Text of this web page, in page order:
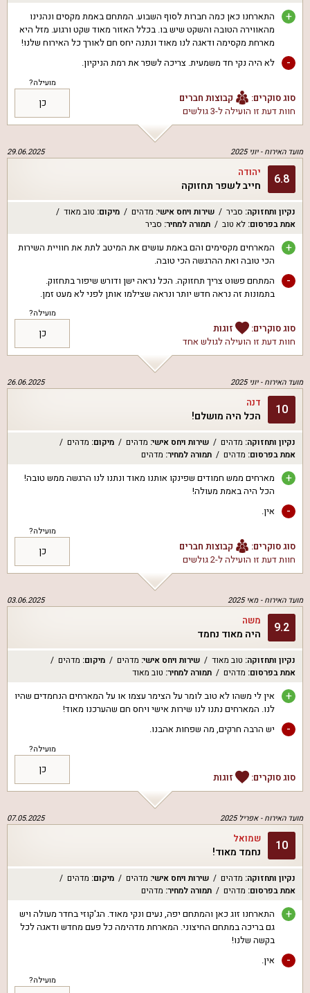
+
התארחנו כאן כמה חברות לסוף השבוע. המתחם באמת מקסים ונהנינו
מהאווירה הטובה והשקט שיש בו. בכלל האזור מאוד שקט ורגוע. מזל היא
מארחת מקסימה ודאגה לנו מאוד ונתנה יחס חם לאורך כל האירוח שלנו!
- לא היה נקי חד משמעית. צריכה לשפר את רמת הניקיון.
סוג סוקרים:
קבוצות חברים
חוות דעת זו הועילה ל-3 גולשים
מועילה?
כן
מועד האירוח -יוני 2025 29.06.2025
6.8 יהודה
חייב לשפר תחזוקה
נקיון ותחזוקה: סביר שירות ויחס אישי: מדהים מיקום: טוב מאוד
אמת בפרסום: לא טוב תמורה למחיר: סביר
+
המארחים מקסימים והם באמת עושים את המיטב לתת את חוויית השירות
הכי טובה ואת ההרגשה הכי טובה.
-
המתחם פשוט צריך תחזוקה. הכל נראה ישן ודורש שיפור בתחזוק.
בתמונות זה נראה חדש יותר ונראה שצילמו אותן לפני לא מעט זמן.
סוג סוקרים:
זוגות
חוות דעת זו הועילה לגולש אחד
מועילה?
כן
מועד האירוח -יוני 2025 26.06.2025
10 דנה
הכל היה מושלם!
נקיון ותחזוקה: מדהים שירות ויחס אישי: מדהים מיקום: מדהים
אמת בפרסום: מדהים תמורה למחיר: מדהים
+
מארחים ממש חמודים שפינקו אותנו מאוד ונתנו לנו הרגשה ממש טובה!
הכל היה באמת מעולה!
- אין.
סוג סוקרים:
קבוצות חברים
חוות דעת זו הועילה ל-2 גולשים
מועילה?
כן
מועד האירוח -מאי 2025 03.06.2025
9.2 משה
היה מאוד נחמד
נקיון ותחזוקה: טוב מאוד שירות ויחס אישי: מדהים מיקום: מדהים
אמת בפרסום: מדהים תמורה למחיר: טוב מאוד
+
אין לי משהו לא טוב לומר על הצימר עצמו או על המארחים הנחמדים שהיו
לנו. המארחים נתנו לנו שירות אישי ויחס חם שהערכנו מאוד!
- יש הרבה חרקים, מה שפחות אהבנו.
סוג סוקרים: זוגות
מועילה?
כן
מועד האירוח -אפריל 2025 07.05.2025
10 שמואל
נחמד מאוד!
נקיון ותחזוקה: מדהים שירות ויחס אישי: מדהים מיקום: מדהים
אמת בפרסום: מדהים תמורה למחיר: מדהים
+
התארחנו זוג כאן והמתחם יפה, נעים ונקי מאוד. הג'קוזי בחדר מעולה ויש
גם בריכה במתחם החיצוני. המארחת מדהימה כל פעם מחדש ודאגה לכל
בקשה שלנו!
- אין.
מועילה?